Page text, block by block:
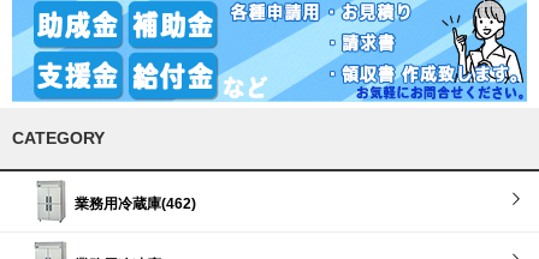
CATEGORY
業務用冷蔵庫(462)